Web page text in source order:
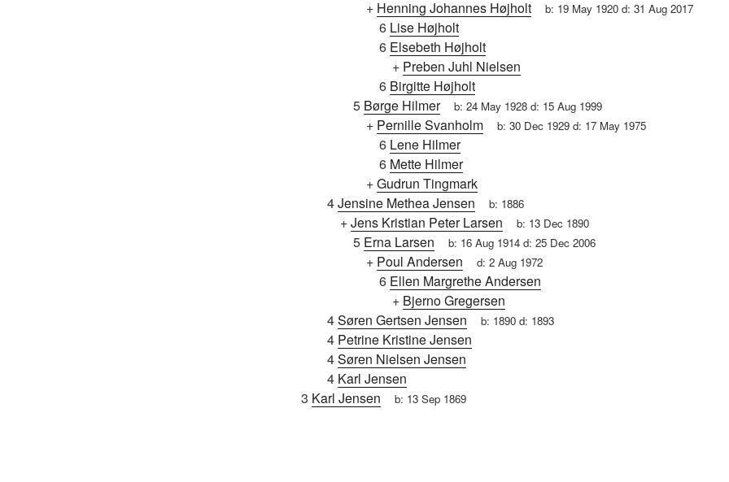
+ Henning Johannes Højholt b: 19 May 1920 d:31 Aug 2017
6 Lise Højholt
6 Elsebeth Højholt
+ Preben Juhl Nielsen
6 Birgitte Højholt
5 Børge Hilmer b:24 May 1928 d: 15 Aug 1999
+ Pernille Svanholm b:30 Dec 1929 d: 17 May 1975
6 Lene Hilmer
6 Mette Hilmer
+Gudrun Tingmark
4Jensine Methea Jensen b: 1886
+Jens Kristian Peter Larsen b: 13 Dec 1890
5 Erna Larsen b: 16 Aug 1914 d:25 Dec 2006
+ Poul Andersen d:2 Aug 1972
6 Ellen Margrethe Andersen
+ Bjerno Gregersen
4Søren Gertsen Jensen b: 1890 d: 1893
4 Petrine Kristine Jensen
4Søren Nielsen Jensen
4 Karl Jensen
3 Karl Jensen b: 13 Sep 1869